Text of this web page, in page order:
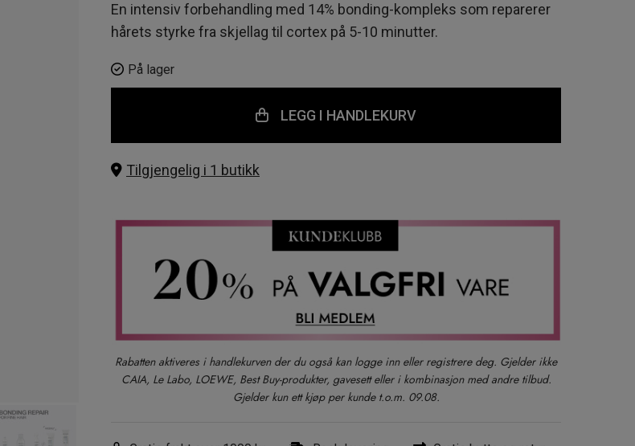
En intensiv forbehandling med 14% bonding-kompleks som reparerer
hårets styrke fra skjellag til cortex på 5-10 minutter.
På lager
LEGG I HANDLEKURV
Tilgjengelig i 1 butikk
Rabatten aktiveres i handlekurven der du også kan logge inn eller registrere deg. Gjelder ikke
CAIA, Le Labo, LOEWE, Best Buy-produkter, gavesett eller i kombinasjon med andre tilbud.
Gjelder kun ett kjøp per kunde t.o.m. 09.08.